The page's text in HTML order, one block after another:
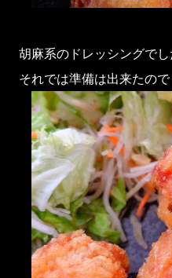
胡麻系のドレッシングでし
それでは準備は出来たので